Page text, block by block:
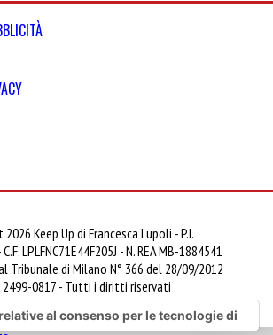
Keep Up di Francesca Lupoli - P.I.
LPLFNC71E44F205J - N. REA MB-1884541
Tribunale di Milano N° 366 del 28/09/2012
2499-0817 - Tutti i diritti riservati
al consenso per le tecnologie di